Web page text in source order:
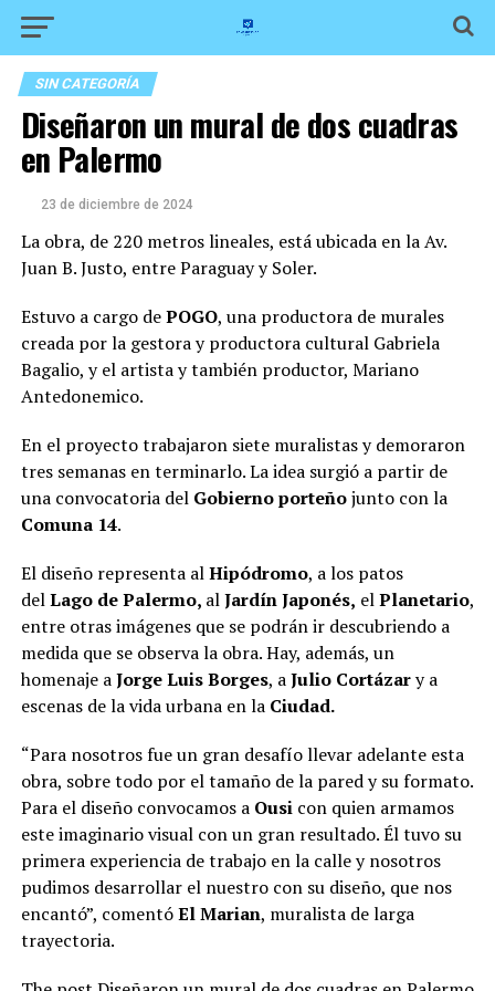
SIN CATEGORÍA
Diseñaron un mural de dos cuadras
en Palermo
23 de diciembre de 2024
La obra, de 220 metros lineales, está ubicada en la Av.
Juan B. Justo, entre Paraguay y Soler.
Estuvo a cargo dePOGO, una productora de murales
creada por la gestora y productora cultural Gabriela
Bagalio, y el artista y también productor, Mariano
Antedonemico.
En el proyecto trabajaron siete muralistas y demoraron
tres semanas en terminarlo. La idea surgió a partir de
una convocatoria del Gobierno porteñojunto con la
Comuna 14.
El diseño representa alHipódromo, a los patos
delLago de Palermo, alJardín Japonés, elPlanetario,
entre otras imágenes que se podrán ir descubriendo a
medida que se observa la obra. Hay, además, un
homenaje aJorge Luis Borges, aJulio Cortázary a
escenas de la vida urbana en la Ciudad.
“Para nosotros fue un gran desafío llevar adelante esta
obra, sobre todo por el tamaño de la pared y su formato.
Para el diseño convocamos a Ousicon quien armamos
este imaginario visual con un gran resultado. Él tuvo su
primera experiencia de trabajo en la calle y nosotros
pudimos desarrollar el nuestro con su diseño, que nos
encantó”, comentóEl Marian, muralista de larga
trayectoria.